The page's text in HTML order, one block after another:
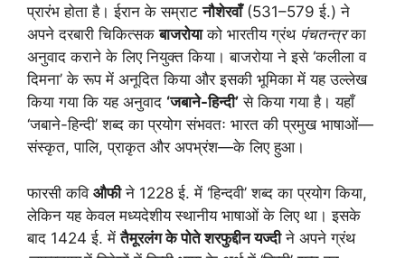
प्रारंभ होता है। ईरान के सम्राटनौशेरवाँ(531–579 ई.) ने
अपने दरबारी चिकित्सकबाजरोयाको भारतीय ग्रंथ पंचतन्त्रका
अनुवाद कराने के लिए नियुक्त किया। बाजरोया ने इसे ‘कलीला व
दिमना’ के रूप में अनूदित किया और इसकी भूमिका में यह उल्लेख
किया गया कि यह अनुवाद ‘जबाने-हिन्दी’ से किया गया है। यहाँ
‘जबाने-हिन्दी’ शब्द का प्रयोग संभवतः भारत की प्रमुख भाषाओं—
संस्कृत, पालि, प्राकृत और अपभ्रंश—के लिए हुआ।
फारसी कवि औफीने 1228 ई. में ‘हिन्दवी’ शब्द का प्रयोग किया,
लेकिन यह केवल मध्यदेशीय स्थानीय भाषाओं के लिए था। इसके
बाद 1424 ई. मेंतैमूरलंग के पोते शरफुद्दीन यज्दीने अपने ग्रंथ